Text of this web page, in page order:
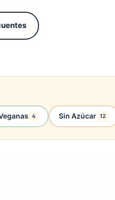
4 Sin Azúcar 12